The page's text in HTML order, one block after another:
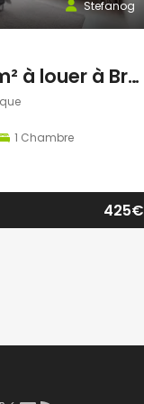
Stefanog
Chambre de 20 m² à louer à Braine le Comte
1 Chambre
425€